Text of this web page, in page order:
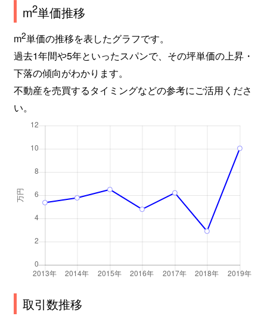
m2単価推移
m2単価の推移を表したグラフです。
過去1年間や5年といったスパンで、その坪単価の上昇・
下落の傾向がわかります。
不動産を売買するタイミングなどの参考にご活用くださ
い。
取引数推移